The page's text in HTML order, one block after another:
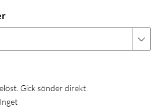
Gick sönder direkt.
Inget